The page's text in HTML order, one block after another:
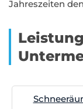
Jahreszeiten